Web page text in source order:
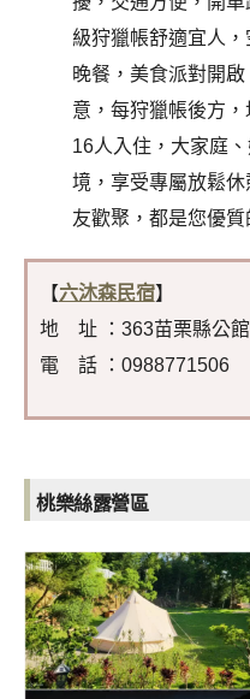
級狩獵帳舒適宜人
晚餐，美食派對開
意，每狩獵帳後方
16人入住，大家庭
境，享受專屬放鬆
友歡聚，都是您優質
【六沐森民宿】
地 址 ：363苗栗縣公
電 話 ：0988771506
桃樂絲露營區